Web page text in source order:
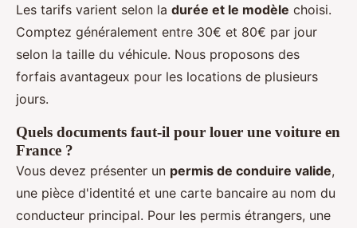
Les tarifs varient selon la durée et le modèle choisi.
Comptez généralement entre 30€ et 80€ par jour
selon la taille du véhicule. Nous proposons des
forfais avantageux pour les locations de plusieurs
jours.
Quels documents faut-il pour louer une voiture en
France ?
Vous devez présenter un permis de conduire valide,
une pièce d'identité et une carte bancaire au nom du
conducteur principal. Pour les permis étrangers, une